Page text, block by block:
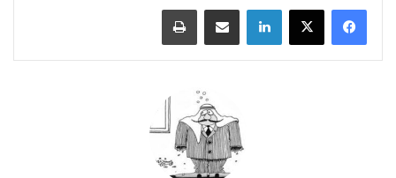
لينكدإن مشاركة عبر البريد طباعة